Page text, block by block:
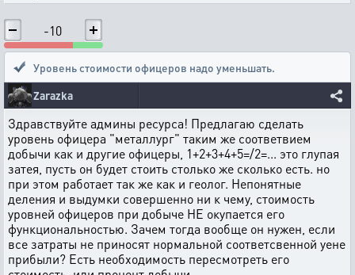
-10
Уровень стоимости офицеров надо уменьшать.
Zarazka
Здравствуйте админы ресурса! Предлагаю сделать
уровень офицера "металлург" таким же соответвием
добычи как и другие офицеры, 1+2+3+4+5=/2=... это глупая
затея, пусть он будет стоить столько же сколько есть. но
при этом работает так же как и геолог. Непонятные
деления и выдумки совершенно ни к чему, стоимость
уровней офицеров при добыче НЕ окупается его
функциональностью. Зачем тогда вообще он нужен, если
все затраты не приносят нормальной соответсвенной уене
прибыли? Есть необходимость пересмотреть его